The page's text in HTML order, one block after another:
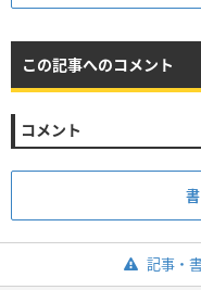
この記事へのコメント
コメント
記事・